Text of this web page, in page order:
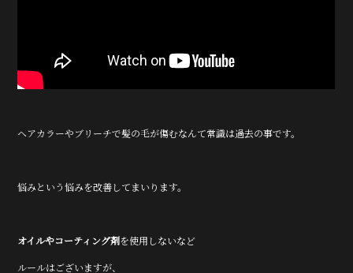
ヘアカラーやブリーチで髪の毛が傷むなんて常識は過去の事です。
悩みという悩みを改善してまいります。
オイルやコーティング剤を使用しないなど
ルールはございますが、